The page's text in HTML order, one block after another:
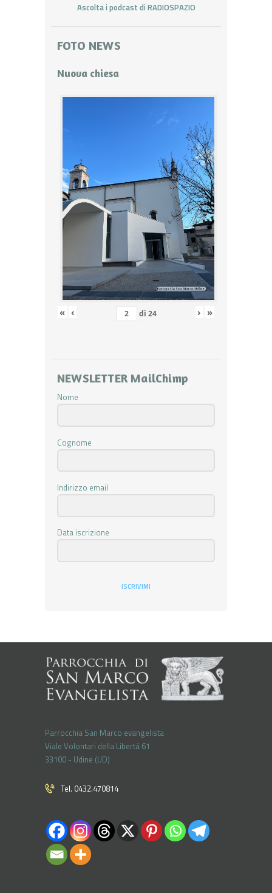
Ascolta i podcast di RADIOSPAZIO
FOTO NEWS
Nuova chiesa
« ‹ di 24 › »
NEWSLETTER MailChimp
Nome
Cognome
Indirizzo email
Data iscrizione
ISCRIVIMI
Parrocchia San Marco evangelista
Viale Volontari della Libertá 61
33100 - Udine (UD)
Tel. 0432.470814